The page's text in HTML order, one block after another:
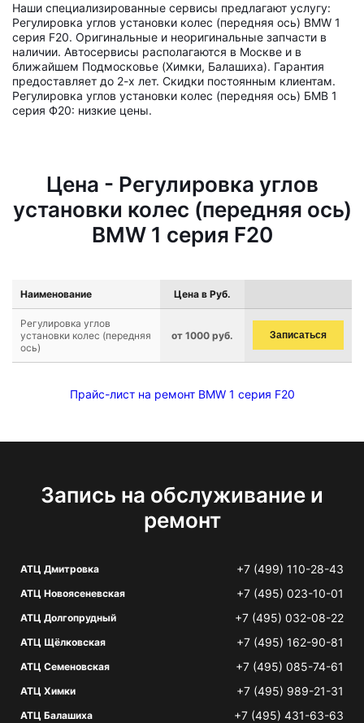
Наши специализированные сервисы предлагают услугу:
Регулировка углов установки колес (передняя ось) BMW 1
серия F20. Оригинальные и неоригинальные запчасти в
наличии. Автосервисы располагаются в Москве и в
ближайшем Подмосковье (Химки, Балашиха). Гарантия
предоставляет до 2-х лет. Скидки постоянным клиентам.
Регулировка углов установки колес (передняя ось) БМВ 1
серия Ф20: низкие цены.
Цена - Регулировка углов
установки колес (передняя ось)
BMW 1 серия F20
Наименование Цена в Руб.
Регулировка углов
установки колес (передняя
ось)
от 1000 руб. Записаться
Прайс-лист на ремонт BMW 1 серия F20
Запись на обслуживание и
ремонт
АТЦ Дмитровка +7 (499) 110-28-43
АТЦ Новоясеневская +7 (495) 023-10-01
АТЦ Долгопрудный +7 (495) 032-08-22
АТЦ Щёлковская +7 (495) 162-90-81
АТЦ Семеновская +7 (495) 085-74-61
АТЦ Химки +7 (495) 989-21-31
АТЦ Балашиха +7 (495) 431-63-63